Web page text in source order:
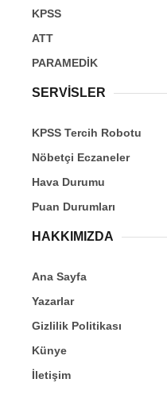
KPSS
ATT
PARAMEDİK
SERVİSLER
KPSS Tercih Robotu
Nöbetçi Eczaneler
Hava Durumu
Puan Durumları
HAKKIMIZDA
Ana Sayfa
Yazarlar
Gizlilik Politikası
Künye
İletişim